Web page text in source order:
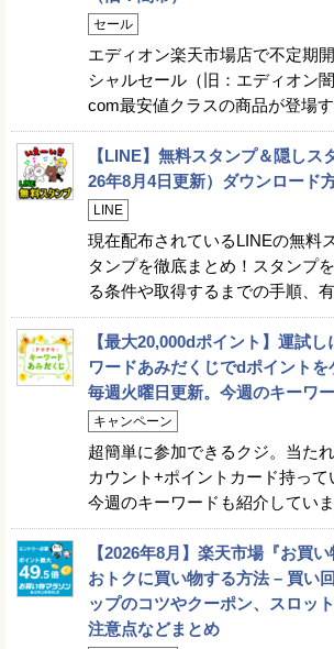
セール
エディオン楽天市場店で不定期
シャルセール（旧：エディオン
com最安値クラスの商品が登場す
【LINE】無料スタンプ＆隠しス
26年8月4日更新）ダウンロード
LINE
現在配布されているLINEの無料
タンプを徹底まとめ！スタンプ
る条件や取得するまでの手順、
【最大20,000dポイント】運試
ワードあみだくじでdポイント
毎週火曜日更新。今週のキーワ
キャンペーン
超簡単に参加できるクジ。当た
カウント+ポイントカード持って
今週のキーワードも紹介してい
【2026年8月】楽天市場『お買
おトクに買い物する方法 – 買い
ップのコツやクーポン、スロッ
注意点などまとめ